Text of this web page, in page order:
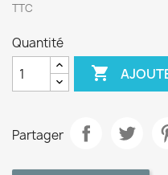
TTC
Quantité

Partager